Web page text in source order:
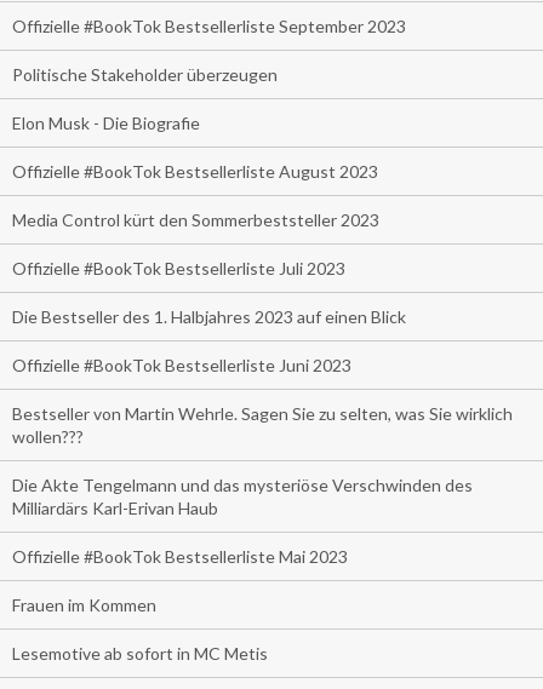
Offizielle #BookTok Bestsellerliste September 2023
Politische Stakeholder überzeugen
Elon Musk - Die Biografie
Offizielle #BookTok Bestsellerliste August 2023
Media Control kürt den Sommerbeststeller 2023
Offizielle #BookTok Bestsellerliste Juli 2023
Die Bestseller des 1. Halbjahres 2023 auf einen Blick
Offizielle #BookTok Bestsellerliste Juni 2023
Bestseller von Martin Wehrle. Sagen Sie zu selten, was Sie wirklich
wollen???
Die Akte Tengelmann und das mysteriöse Verschwinden des
Milliardärs Karl-Erivan Haub
Offizielle #BookTok Bestsellerliste Mai 2023
Frauen im Kommen
Lesemotive ab sofort in MC Metis